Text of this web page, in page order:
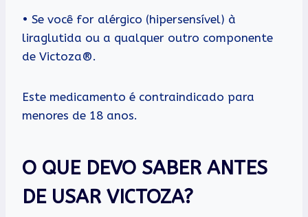
• Se você for alérgico (hipersensível) à
liraglutida ou a qualquer outro componente
de Victoza®.
Este medicamento é contraindicado para
menores de 18 anos.
O QUE DEVO SABER ANTES
DE USAR VICTOZA?